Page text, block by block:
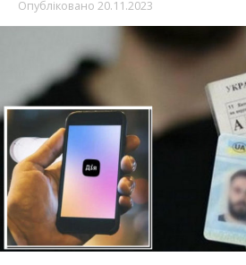
Опубліковано 20.11.2023